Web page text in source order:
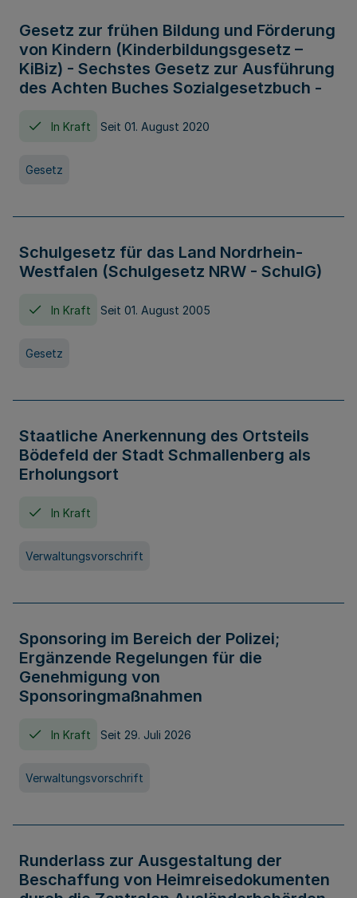
Gesetz zur frühen Bildung und Förderung
von Kindern (Kinderbildungsgesetz –
KiBiz) - Sechstes Gesetz zur Ausführung
des Achten Buches Sozialgesetzbuch -
In Kraft Seit 01. August 2020
Gesetz
Schulgesetz für das Land Nordrhein-
Westfalen (Schulgesetz NRW - SchulG)
In Kraft Seit 01. August 2005
Gesetz
Staatliche Anerkennung des Ortsteils
Bödefeld der Stadt Schmallenberg als
Erholungsort
In Kraft
Verwaltungsvorschrift
Sponsoring im Bereich der Polizei;
Ergänzende Regelungen für die
Genehmigung von
Sponsoringmaßnahmen
In Kraft Seit 29. Juli 2026
Verwaltungsvorschrift
Runderlass zur Ausgestaltung der
Beschaffung von Heimreisedokumenten